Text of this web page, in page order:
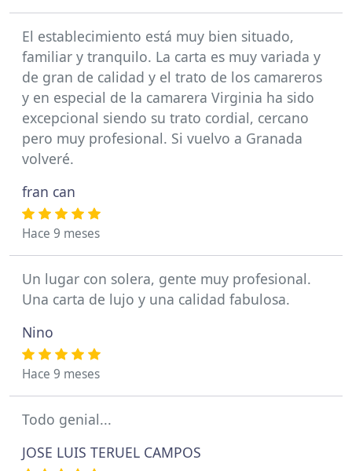
El establecimiento está muy bien situado,
familiar y tranquilo. La carta es muy variada y
de gran de calidad y el trato de los camareros
y en especial de la camarera Virginia ha sido
excepcional siendo su trato cordial, cercano
pero muy profesional. Si vuelvo a Granada
volveré.
fran can
Hace 9 meses
Un lugar con solera, gente muy profesional.
Una carta de lujo y una calidad fabulosa.
Nino
Hace 9 meses
Todo genial...
JOSE LUIS TERUEL CAMPOS